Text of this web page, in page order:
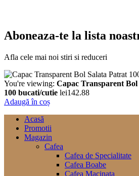
Aboneaza-te la lista
Afla cele mai noi stiri si reduceri
You're viewing: Capac Transparent
100 bucati/cutie lei142.88
Adaugă în coș
Acasă
Promotii
Magazin
Cafea
Cafea de Specialitate
Cafea Boabe
Cafea Macinata